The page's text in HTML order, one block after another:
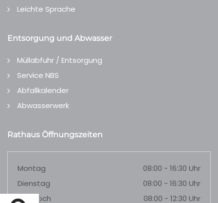
Leichte Sprache
Entsorgung und Abwasser
Müllabfuhr / Entsorgung
Service NBS
Abfallkalender
Abwasserwerk
Rathaus Öffnungszeiten
Montag
08:00 - 16:30 Uhr
Dienstag
08:00 - 16:30 Uhr
Mittwoch
08:00 - 12:30 Uhr